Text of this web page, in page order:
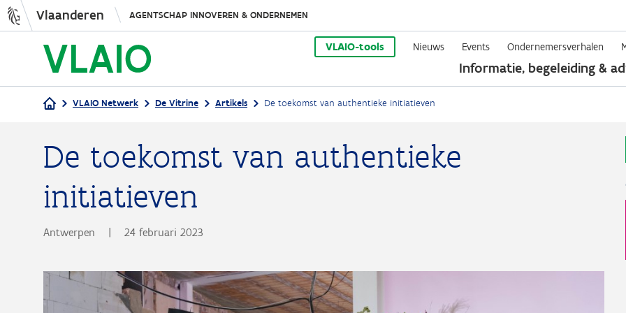
Overslaan
en
naar
de
Vlaanderen AGENTSCHAP INNOVEREN & ONDERNEMEN
VLAIO-tools Nieuws Events Ondernemersverhalen
Informatie, begeleiding &
Kruimelpad
VLAIO Netwerk De Vitrine Artikels De toekomst van authentieke initiatieven
De toekomst van authentieke
initiatieven
Antwerpen | 24 februari 2023